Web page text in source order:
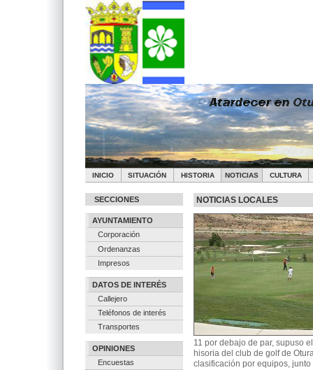
INICIO SITUACIÓN HISTORIA NOTICIAS CULTURA
SECCIONES
AYUNTAMIENTO
Corporación
Ordenanzas
Impresos
DATOS DE INTERÉS
Callejero
Teléfonos de interés
Transportes
OPINIONES
Encuestas
NOTICIAS LOCALES
11 por debajo de par, supuso
hisoria del club de golf de
clasificación por equipos,